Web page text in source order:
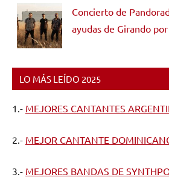
Concierto de
ayudas de Girando por
LO MÁS LEÍDO 2025
1.- MEJORES CANTANTES
2.- MEJOR CANTANTE
3.- MEJORES BANDAS DE